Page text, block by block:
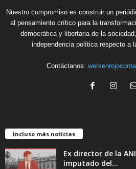
Nuestro compromiso es construir un
al pensamiento crítico para la
democrática y libertaria de la
independencia política respecto a
Contáctanos:
Incluso más noticias
Ex director de la
imputado del...